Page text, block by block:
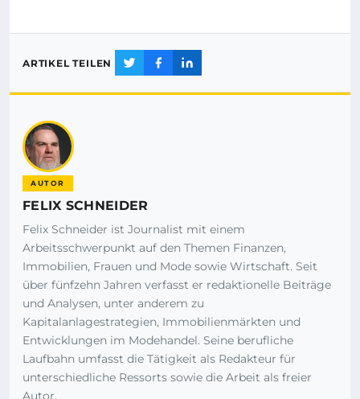
ARTIKEL TEILEN
AUTOR
FELIX SCHNEIDER
Felix Schneider ist Journalist mit einem
Arbeitsschwerpunkt auf den Themen Finanzen,
Immobilien, Frauen und Mode sowie Wirtschaft. Seit
über fünfzehn Jahren verfasst er redaktionelle Beiträge
und Analysen, unter anderem zu
Kapitalanlagestrategien, Immobilienmärkten und
Entwicklungen im Modehandel. Seine berufliche
Laufbahn umfasst die Tätigkeit als Redakteur für
unterschiedliche Ressorts sowie die Arbeit als freier
Autor.